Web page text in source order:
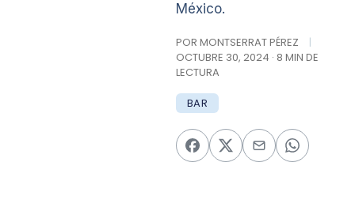
México.
POR MONTSERRAT PÉREZ
|
OCTUBRE 30, 2024 · 8 MIN DE
LECTURA
BAR